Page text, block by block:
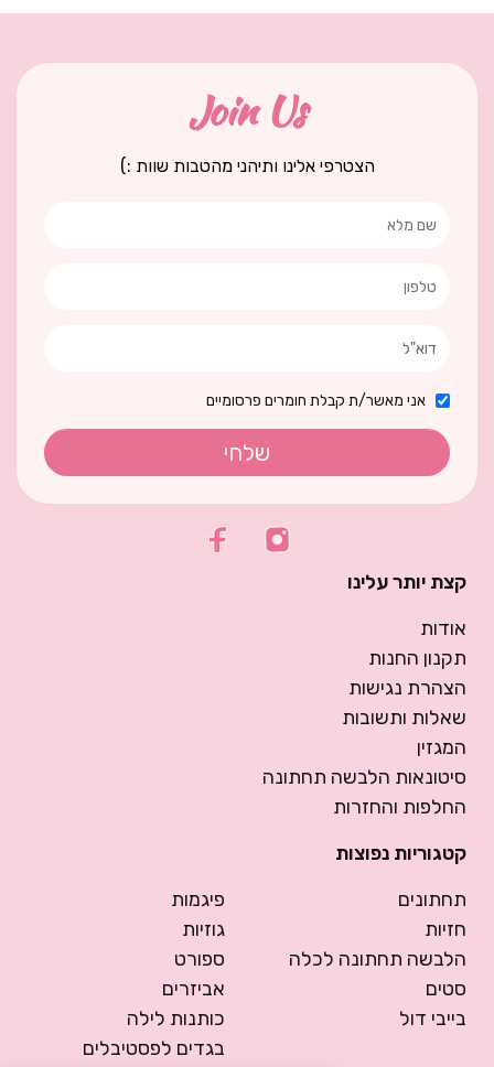
Join Us
הצטרפי אלינו ותיהני מהטבות שוות :)
אני מאשר/ת קבלת חומרים פרסומיים
שלחי
קצת יותר עלינו
אודות
תקנון החנות
הצהרת נגישות
שאלות ותשובות
המגזין
סיטונאות הלבשה תחתונה
החלפות והחזרות
קטגוריות נפוצות
תחתונים
חזיות
הלבשה תחתונה לכלה
סטים
בייבי דול
פיגמות
גוזיות
ספורט
אביזרים
כותנות לילה
בגדים לפסטיבלים